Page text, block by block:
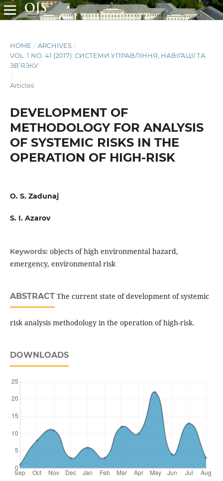
HOME / ARCHIVES /
VOL. 1 NO. 41 (2017): СИСТЕМИ УПРАВЛІННЯ, НАВІГАЦІЇ ТА
ЗВ’ЯЗКУ
/
Articles
DEVELOPMENT OF
METHODOLOGY FOR ANALYSIS
OF SYSTEMIC RISKS IN THE
OPERATION OF HIGH-RISK
О. S. Zadunaj
S. I. Azarov
Keywords: objects of high environmental hazard,
emergency, environmental risk
ABSTRACTThe current state of development of systemic
risk analysis methodology in the operation of high-risk.
DOWNLOADS